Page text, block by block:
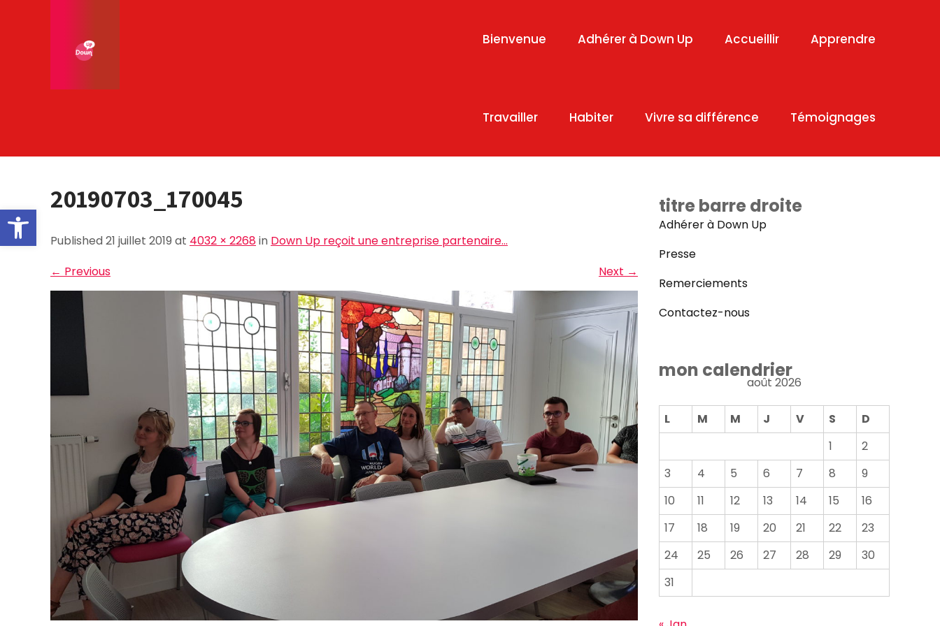
Ouvrir la barre d’outils
Bienvenue Adhérer à Down Up Accueillir Apprendre
Travailler Habiter Vivre sa différence Témoignages
20190703_170045
Published 21 juillet 2019 at 4032 × 2268in Down Up reçoit une entreprise partenaire…
← Previous Next →
titre barre droite
Adhérer à Down Up
Presse
Remerciements
Contactez-nous
mon calendrier
août 2026
L M M J V S
D
1
2
3
4 5 6 7 8
9
10
11 12 13 14 15
16
17
18 19 20 21 22
23
24
25 26 27 28 29
30
31